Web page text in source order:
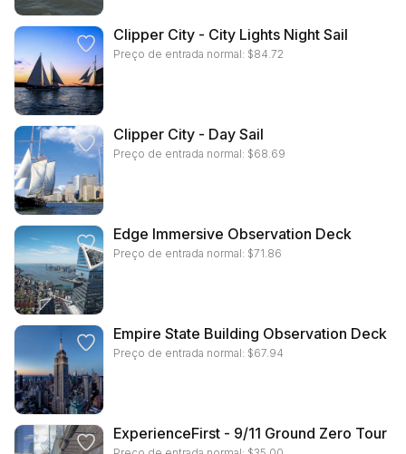
Clipper City - City Lights Night Sail
Preço de entrada normal: $84.72
Clipper City - Day Sail
Preço de entrada normal: $68.69
Edge Immersive Observation Deck
Preço de entrada normal: $71.86
Empire State Building Observation Deck
Preço de entrada normal: $67.94
ExperienceFirst - 9/11 Ground Zero Tour